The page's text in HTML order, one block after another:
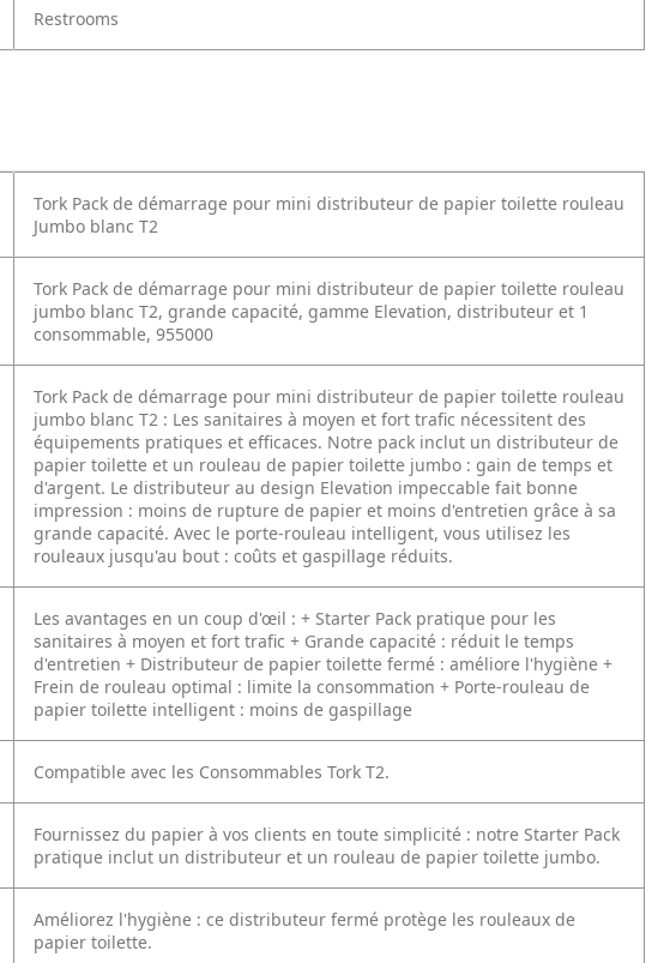
Restrooms
Tork Pack de démarrage pour mini distributeur de papier toilette rouleau
Jumbo blanc T2
Tork Pack de démarrage pour mini distributeur de papier toilette rouleau
jumbo blanc T2, grande capacité, gamme Elevation, distributeur et 1
consommable, 955000
Tork Pack de démarrage pour mini distributeur de papier toilette rouleau
jumbo blanc T2 : Les sanitaires à moyen et fort trafic nécessitent des
équipements pratiques et efficaces. Notre pack inclut un distributeur de
papier toilette et un rouleau de papier toilette jumbo : gain de temps et
d'argent. Le distributeur au design Elevation impeccable fait bonne
impression : moins de rupture de papier et moins d'entretien grâce à sa
grande capacité. Avec le porte-rouleau intelligent, vous utilisez les
rouleaux jusqu'au bout : coûts et gaspillage réduits.
Les avantages en un coup d'œil : + Starter Pack pratique pour les
sanitaires à moyen et fort trafic + Grande capacité : réduit le temps
d'entretien + Distributeur de papier toilette fermé : améliore l'hygiène +
Frein de rouleau optimal : limite la consommation + Porte-rouleau de
papier toilette intelligent : moins de gaspillage
Compatible avec les Consommables Tork T2.
Fournissez du papier à vos clients en toute simplicité : notre Starter Pack
pratique inclut un distributeur et un rouleau de papier toilette jumbo.
Améliorez l'hygiène : ce distributeur fermé protège les rouleaux de
papier toilette.